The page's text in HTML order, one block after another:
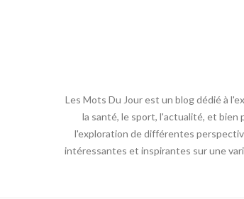
Les Mots Du Jour est un blog dédié à
la santé, le sport, l'actualité, et bien
l'exploration de différentes
intéressantes et inspirantes sur une